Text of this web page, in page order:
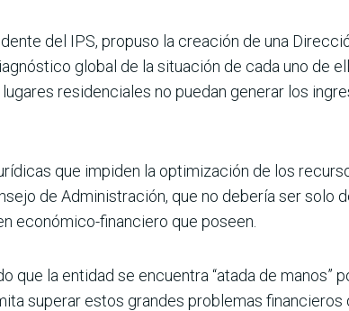
del IPS, propuso la creación de una
global de la situación de cada uno de
residenciales no puedan generar los
que impiden la optimización de los
de Administración, que no debería ser solo
económico-financiero que poseen.
que la entidad se encuentra “atada de manos”
superar estos grandes problemas